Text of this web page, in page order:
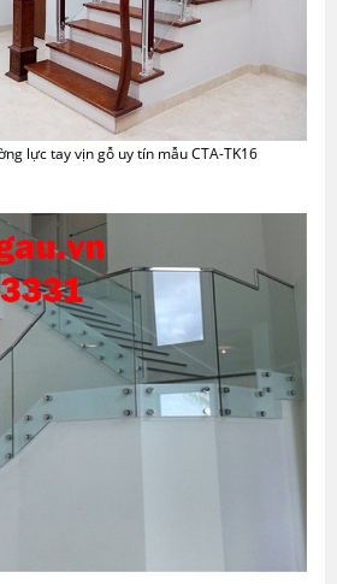
lực tay vịn gỗ uy tín mẫu CTA-TK16